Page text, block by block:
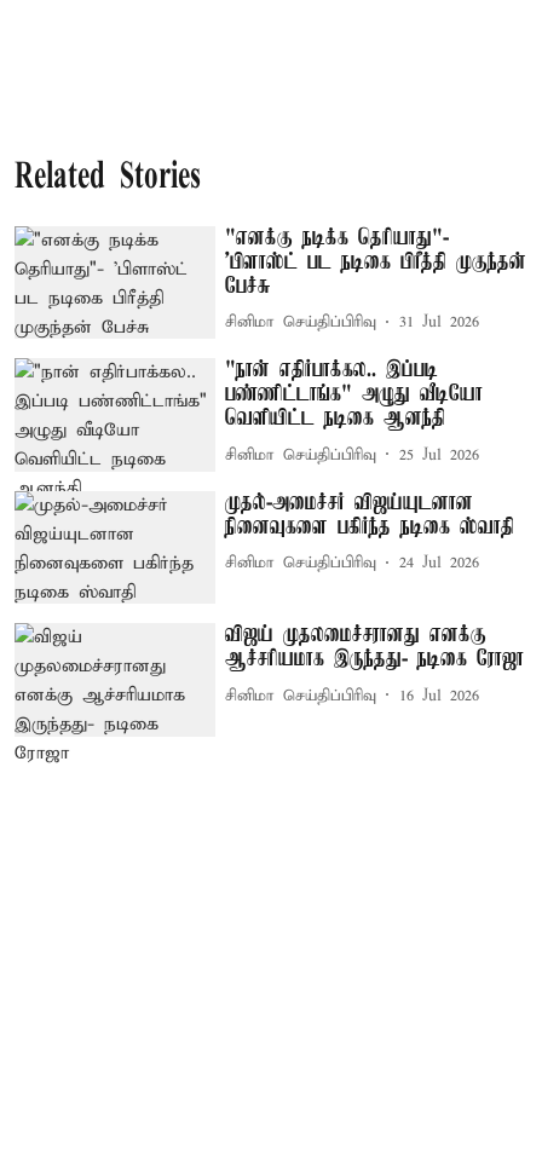
Related Stories
"எனக்கு நடிக்க தெரியாது"-
'பிளாஸ்ட் பட நடிகை பிரீத்தி முகுந்தன்
பேச்சு
சினிமா செய்திப்பிரிவு 31 Jul 2026
"நான் எதிர்பாக்கல.. இப்படி
பண்ணிட்டாங்க" அழுது வீடியோ
வெளியிட்ட நடிகை ஆனந்தி
சினிமா செய்திப்பிரிவு 25 Jul 2026
முதல்-அமைச்சர் விஜய்யுடனான
நினைவுகளை பகிர்ந்த நடிகை ஸ்வாதி
சினிமா செய்திப்பிரிவு 24 Jul 2026
விஜய் முதலமைச்சரானது எனக்கு
ஆச்சரியமாக இருந்தது- நடிகை ரோஜா
சினிமா செய்திப்பிரிவு 16 Jul 2026